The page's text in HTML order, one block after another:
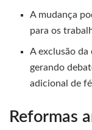
A mudança
para os
A exclusão
gerando
adicional de
Reformas